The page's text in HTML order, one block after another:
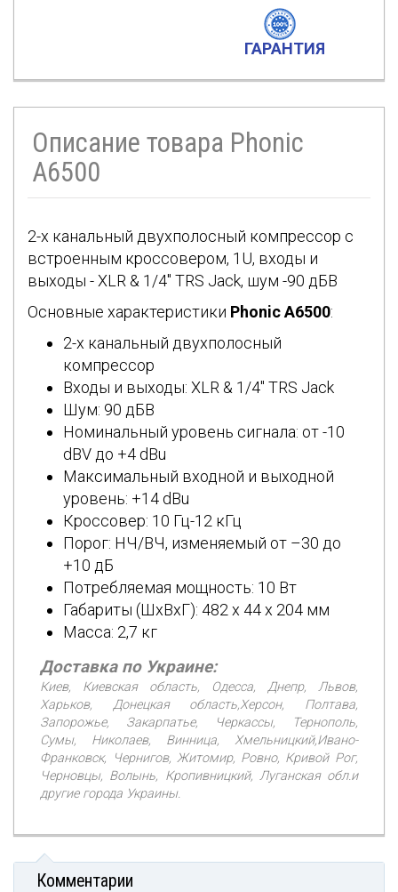
ГАРАНТИЯ
Описание товара Phonic
A6500
2-х канальный двухполосный компрессор с
встроенным кроссовером, 1U, входы и
выходы - XLR & 1/4" TRS Jack, шум -90 дБВ
Основные характеристики Phonic A6500:
2-х канальный двухполосный
компрессор
Входы и выходы: XLR & 1/4" TRS Jack
Шум: 90 дБВ
Номинальный уровень сигнала: от -10
dBV до +4 dBu
Максимальный входной и выходной
уровень: +14 dBu
Кроссовер: 10 Гц-12 кГц
Порог: НЧ/ВЧ, изменяемый от –30 до
+10 дБ
Потребляемая мощность: 10 Вт
Габариты (ШхВхГ): 482 х 44 х 204 мм
Масса: 2,7 кг
Доставка по Украине:
Киев, Киевская область, Одесса, Днепр, Львов,
Харьков, Донецкая область,Херсон, Полтава,
Запорожье, Закарпатье, Черкассы, Тернополь,
Сумы, Николаев, Винница, Хмельницкий,Ивано-
Франковск, Чернигов, Житомир, Ровно, Кривой Рог,
Черновцы, Волынь, Кропивницкий, Луганская обл.и
другие города Украины.
Комментарии